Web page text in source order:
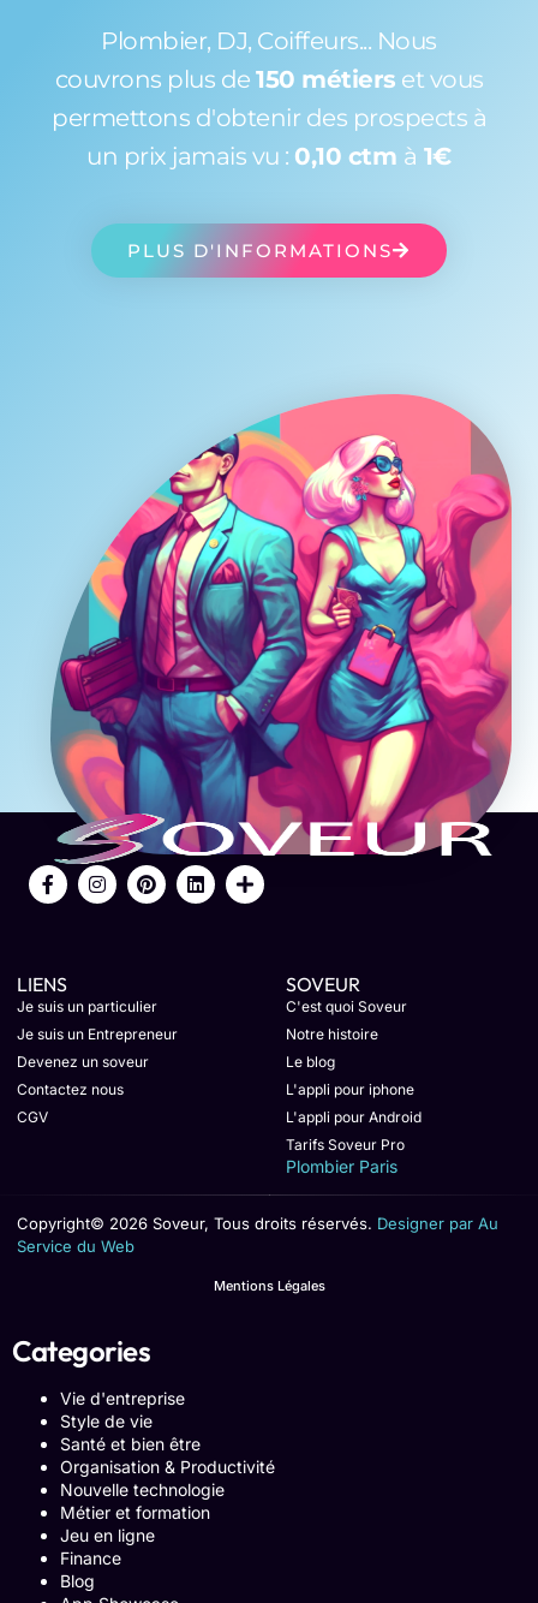
Plombier, DJ, Coiffeurs... Nous
couvrons plus de 150 métiers et vous
permettons d'obtenir des prospects à
un prix jamais vu : 0,10 ctm à 1€
PLUS D'INFORMATIONS
LIENS
Je suis un particulier
Je suis un Entrepreneur
Devenez un soveur
Contactez nous
CGV
SOVEUR
C'est quoi Soveur
Notre histoire
Le blog
L'appli pour iphone
L'appli pour Android
Tarifs Soveur Pro
Plombier Paris
Copyright© 2026 Soveur, Tous droits réservés. Designer par Au
Service du Web
Mentions Légales
Categories
Vie d'entreprise
Style de vie
Santé et bien être
Organisation & Productivité
Nouvelle technologie
Métier et formation
Jeu en ligne
Finance
Blog